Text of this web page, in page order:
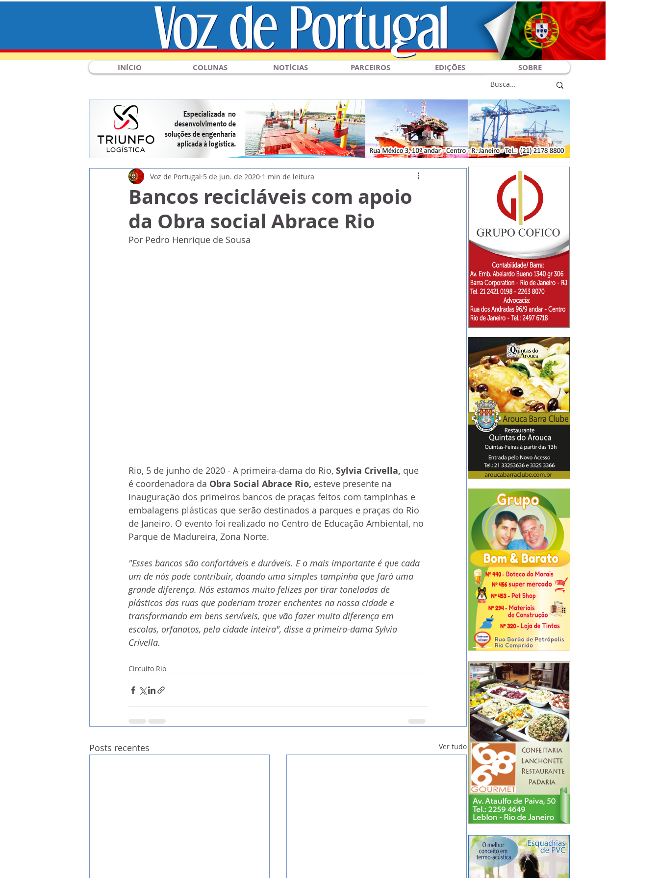
INÍCIO COLUNAS NOTÍCIAS PARCEIROS EDIÇÕES SOBRE
Bancos recicláveis com apoio
da Obra social Abrace Rio
Voz de Portugal 5 de jun. de 2020 1 min de leitura
Por Pedro Henrique de Sousa
Rio, 5 de junho de 2020 - A primeira-dama do Rio, Sylvia Crivella, que
é coordenadora da Obra Social Abrace Rio, esteve presente na
inauguração dos primeiros bancos de praças feitos com tampinhas e
embalagens plásticas que serão destinados a parques e praças do Rio
de Janeiro. O evento foi realizado no Centro de Educação Ambiental, no
Parque de Madureira, Zona Norte.
"Esses bancos são confortáveis e duráveis. E o mais importante é que cada
um de nós pode contribuir, doando uma simples tampinha que fará uma
grande diferença. Nós estamos muito felizes por tirar toneladas de
plásticos das ruas que poderiam trazer enchentes na nossa cidade e
transformando em bens servíveis, que vão fazer muita diferença em
escolas, orfanatos, pela cidade inteira", disse a primeira-dama Sylvia
Crivella.
Circuito Rio
Posts recentes Ver tudo